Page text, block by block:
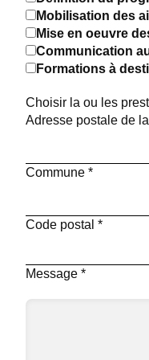
Mobilisation des
Mise en oeuvre
Communication
Formations à
Choisir la ou les
Adresse postale de
Commune *
Code postal *
Message *